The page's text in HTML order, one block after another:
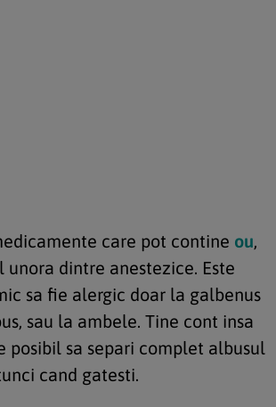
care pot contine ou
unora dintre anestezice. Este
sa fie alergic doar la galbenus
sau la ambele. Tine cont insa
posibil sa separi complet albusul
cand gatesti.